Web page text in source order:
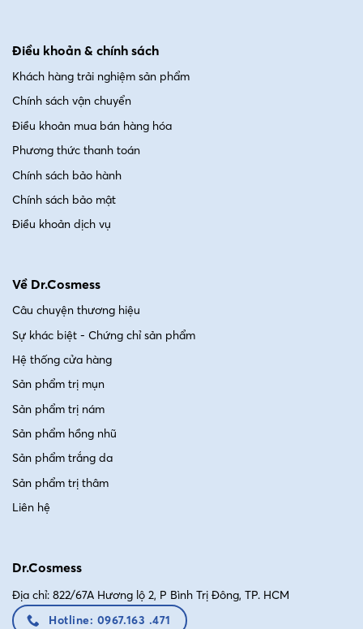
Điều khoản & chính sách
Khách hàng trải nghiệm sản phẩm
Chính sách vận chuyển
Điều khoản mua bán hàng hóa
Phương thức thanh toán
Chính sách bảo hành
Chính sách bảo mật
Điều khoản dịch vụ
Về Dr.Cosmess
Câu chuyện thương hiệu
Sự khác biệt - Chứng chỉ sản phẩm
Hệ thống cửa hàng
Sản phẩm trị mụn
Sản phẩm trị nám
Sản phẩm hồng nhũ
Sản phẩm trắng da
Sản phẩm trị thâm
Liên hệ
Dr.Cosmess
Địa chỉ: 822/67A Hương lộ 2, P Bình Trị Đông, TP. HCM
Hotline: 0967.163 .471